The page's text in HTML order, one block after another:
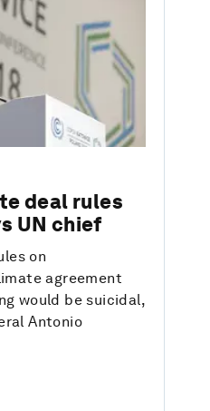
deal rules
UN chief
on
agreement
would be suicidal,
Antonio